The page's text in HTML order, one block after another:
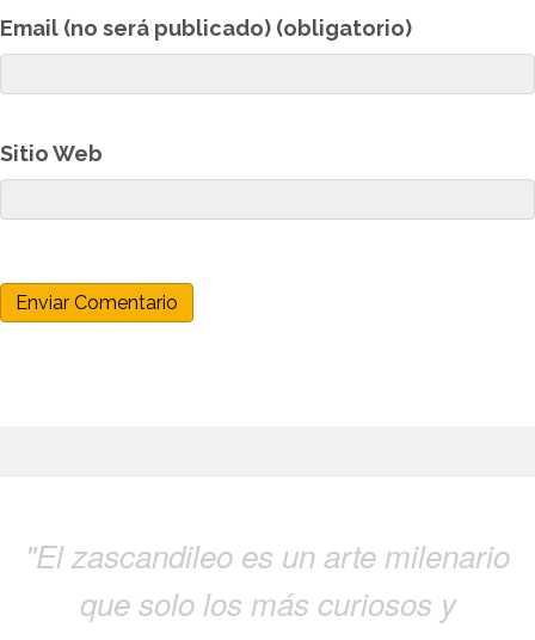
Email (no será publicado) (obligatorio)
Sitio Web
"El zascandileo es un arte milenario
que solo los más curiosos y